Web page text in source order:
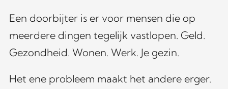
Een doorbijter is er voor mensen die op
meerdere dingen tegelijk vastlopen. Geld.
Gezondheid. Wonen. Werk. Je gezin.
Het ene probleem maakt het andere erger.